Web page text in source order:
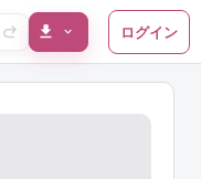
ログイン